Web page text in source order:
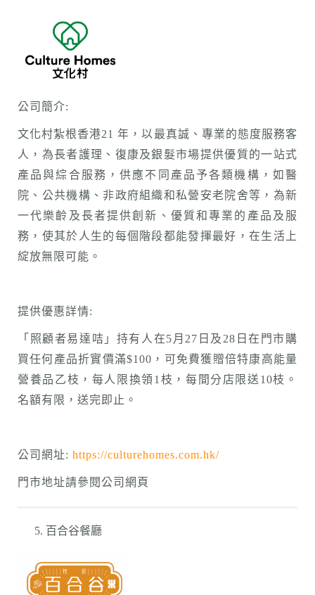
公司簡介:
文化村紮根香港21 年，以最真誠、專業的態度服務客
人，為長者護理、復康及銀髮市場提供優質的一站式
產品與綜合服務，供應不同產品予各類機構，如醫
院、公共機構、非政府組織和私營安老院舍等，為新
一代樂齡及長者提供創新、優質和專業的產品及服
務，使其於人生的每個階段都能發揮最好，在生活上
綻放無限可能。
提供優惠詳情:
「照顧者易達咭」持有人在5月27日及28日在門市購
買任何產品折實價滿$100，可免費獲贈倍特康高能量
營養品乙枝，每人限換領1枝，每間分店限送10枝。
名額有限，送完即止。
公司網址: https://culturehomes.com.hk/
門市地址請參閱公司網頁
百合谷餐廳